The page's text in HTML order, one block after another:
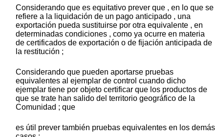
Considerando que es equitativo prever que , en lo que se
refiere a la liquidación de un pago anticipado , una
exportación pueda sustituirse por otra equivalente , en
determinadas condiciones , como ya ocurre en materia
de certificados de exportación o de fijación anticipada de
la restitución ;
Considerando que pueden aportarse pruebas
equivalentes al ejemplar de control cuando dicho
ejemplar tiene por objeto certificar que los productos de
que se trate han salido del territorio geográfico de la
Comunidad ; que
es útil prever también pruebas equivalentes en los demás